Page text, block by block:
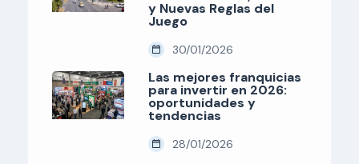
y Nuevas Reglas del
Juego
30/01/2026
Las mejores franquicias
para invertir en 2026:
oportunidades y
tendencias
28/01/2026